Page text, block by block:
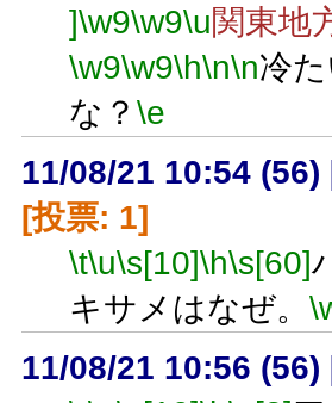
]\w9\w9\u関東地
\w9\w9\h\n\n冷
な？ \e
11/08/21 10:54 (56)
[投票: 1]
\t\u\s[10]\h\s[60]
キサメはなぜ。
11/08/21 10:56 (56)